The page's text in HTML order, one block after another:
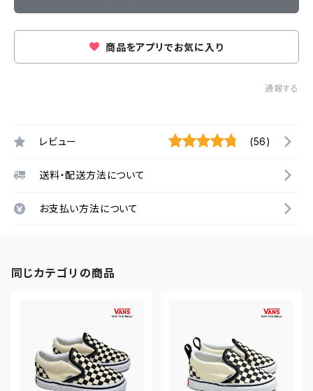
商品をアプリでお気に入り
通報する
レビュー (56)
送料・配送方法について
お支払い方法について
同じカテゴリの商品